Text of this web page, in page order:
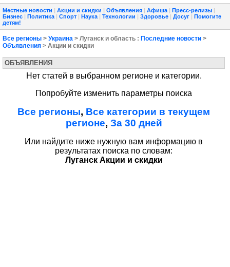
Местные новости | Акции и скидки | Объявления | Афиша | Пресс-релизы |
Бизнес | Политика | Спорт | Наука | Технологии | Здоровье | Досуг | Помогите
детям!
Все регионы > Украина > Луганск и область : Последние новости >
Объявления > Акции и скидки
ОБЪЯВЛЕНИЯ
Нет статей в выбранном регионе и категории.
Попробуйте изменить параметры поиска
Все регионы, Все категории в текущем
регионе, За 30 дней
Или найдите ниже нужную вам информацию в
результатах поиска по словам:
Луганск Акции и скидки